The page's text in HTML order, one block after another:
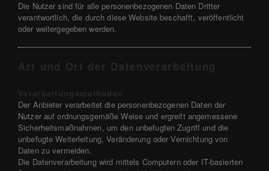
Die Nutzer sind für alle personenbezogenen Daten Dritter
verantwortlich, die durch diese Website beschafft, veröffentlicht
oder weitergegeben werden.
Der Anbieter verarbeitet die personenbezogenen Daten der
Nutzer auf ordnungsgemäße Weise und ergreift angemessene
Sicherheitsmaßnahmen, um den unbefugten Zugriff und die
unbefugte Weiterleitung, Veränderung oder Vernichtung von
Daten zu vermeiden.
Die Datenverarbeitung wird mittels Computern oder IT-basierten